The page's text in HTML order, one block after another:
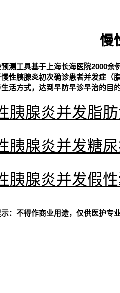
慢
测工具基于上海长海医院2000余
性胰腺炎初次确诊患者并发症（
活方式，达到早防早诊早治的目的
胰腺炎并发脂
胰腺炎并发糖
胰腺炎并发假
：不得作商业用途，仅供医护专业